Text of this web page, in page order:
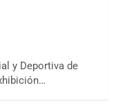
y Deportiva de